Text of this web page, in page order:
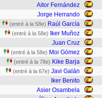
Aitor Fernández
Jorge Herrando
(entré à la 58e) Raúl García
(entré à la 58e)
Iker Muñoz
Juan Cruz
(entré à la 58e) Moi Gómez
(entré à la 78e) Kike Barja
(entré à la 67e) Javi Galán
Iker Benito
Asier Osambela